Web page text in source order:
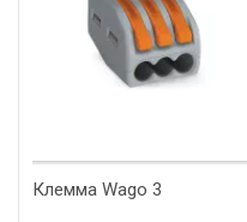
Клемма Wago 3